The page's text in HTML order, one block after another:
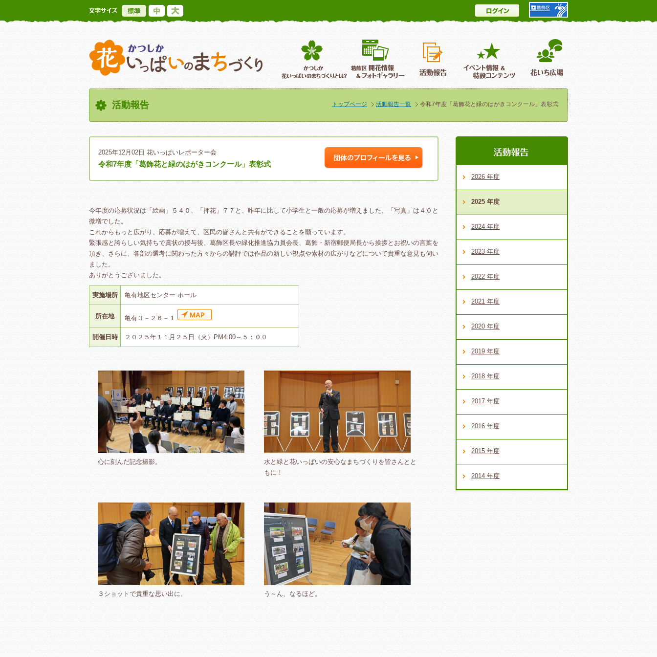
標準 ログイン
かつしか花いっぱいのまちづくり葛飾区花いっぱいのまちづくりとは葛飾区開花情報＆フォトギャラリー イベント情報 ＆特設コンテンツ
活動報告 トップページ 活動報告一覧 令和7年度「葛飾花と緑のはがきコンクール」表彰式
2025年12月02日 花いっぱいレポーター会
令和7年度「葛飾花と緑のはがきコンクール」表彰式
今年度の応募状況は「絵画」５４０、「押花」７７と、昨年に比して小学生と一般の応募が増えました。「写真」は４０と
微増でした。
これからもっと広がり、応募が増えて、区民の皆さんと共有ができることを願っています。
緊張感と誇らしい気持ちで賞状の授与後、葛飾区長や緑化推進協力員会長、葛飾・新宿郵便局長から挨拶とお祝いの言葉を
頂き、さらに、各部の選考に関わった方々からの講評では作品の新しい視点や素材の広がりなどについて貴重な意見も伺い
ました。
ありがとうございました。
実施場所 亀有地区センター ホール
所在地 亀有３－２６－１
開催日時 ２０２５年１１月２５日（火）PM4:00～５：００
心に刻んだ記念撮影。
水と緑と花いっぱいの安心なまちづくりを皆さんとと
もに！
３ショットで貴重な思い出に。 う～ん、なるほど。
2026 年度
2025 年度
2024 年度
2023 年度
2022 年度
2021 年度
2020 年度
2019 年度
2018 年度
2017 年度
2016 年度
2015 年度
2014 年度